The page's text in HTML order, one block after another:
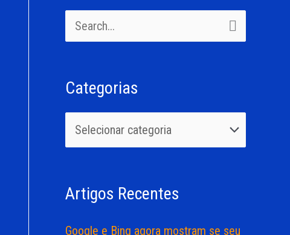
s
i
a
r
Categorias
a
g
sArtigos Recentes
Google e Bing agora mostram se seu